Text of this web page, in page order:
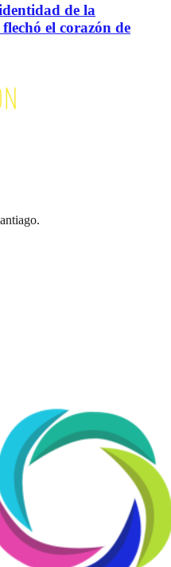
de la
el corazón de